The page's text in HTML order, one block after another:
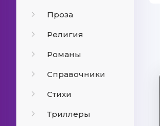
Проза
Религия
Романы
Справочники
Стихи
Триллеры